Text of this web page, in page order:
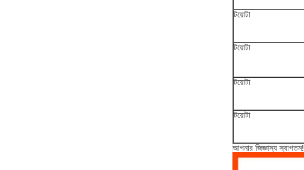
টয়োটা
টয়োটা
টয়োটা
টয়োটা
আপনার জিজ্ঞাস্য স্বাগতম!